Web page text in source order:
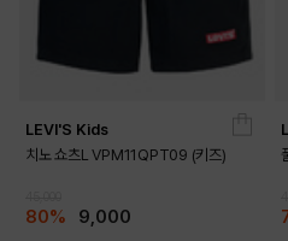
LEVI'S Kids
치노 쇼츠L VPM11QPT09 (키즈)
80% 9,000